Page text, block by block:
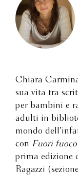
Chiara
sua vita tra
per bambini e
adulti in
mondo
con Fuori fuoco
prima edizione
Ragazzi